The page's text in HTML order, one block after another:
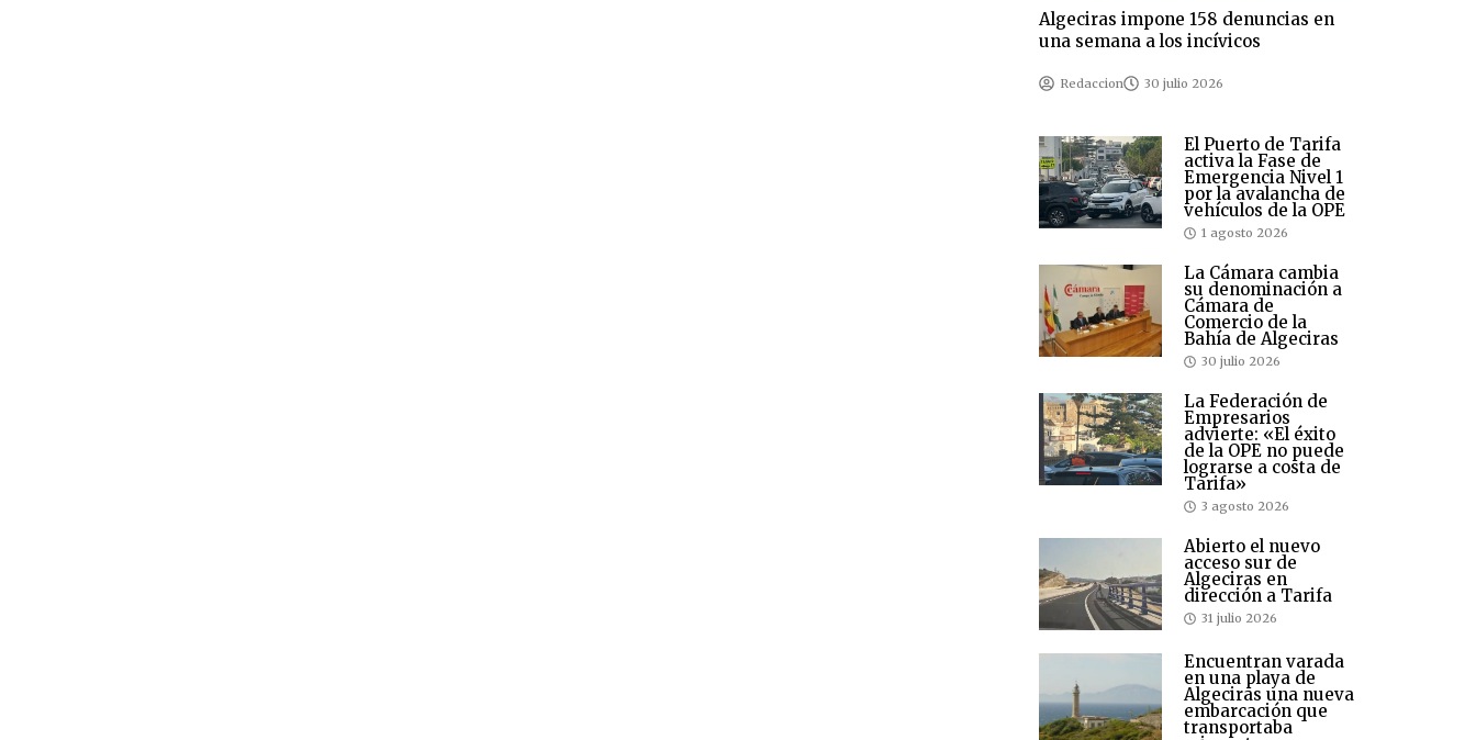
Algeciras impone 158 denuncias en
una semana a los incívicos
Redaccion 30 julio 2026
El Puerto de Tarifa
activa la Fase de
Emergencia Nivel 1
por la avalancha de
vehículos de la OPE
1 agosto 2026
La Cámara cambia
su denominación a
Cámara de
Comercio de la
Bahía de Algeciras
30 julio 2026
La Federación de
Empresarios
advierte: «El éxito
de la OPE no puede
lograrse a costa de
Tarifa»
3 agosto 2026
Abierto el nuevo
acceso sur de
Algeciras en
dirección a Tarifa
31 julio 2026
Encuentran varada
en una playa de
Algeciras una nueva
embarcación que
transportaba